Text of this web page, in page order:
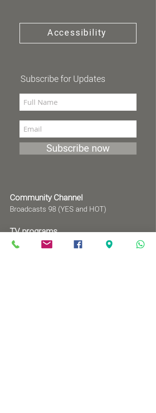
Accessibility
Subscribe for Updates
Subscribe now
Community Channel
Broadcasts 98 (YES and HOT)
TV programs
Wednesdays 8:00pm - 9:00pm